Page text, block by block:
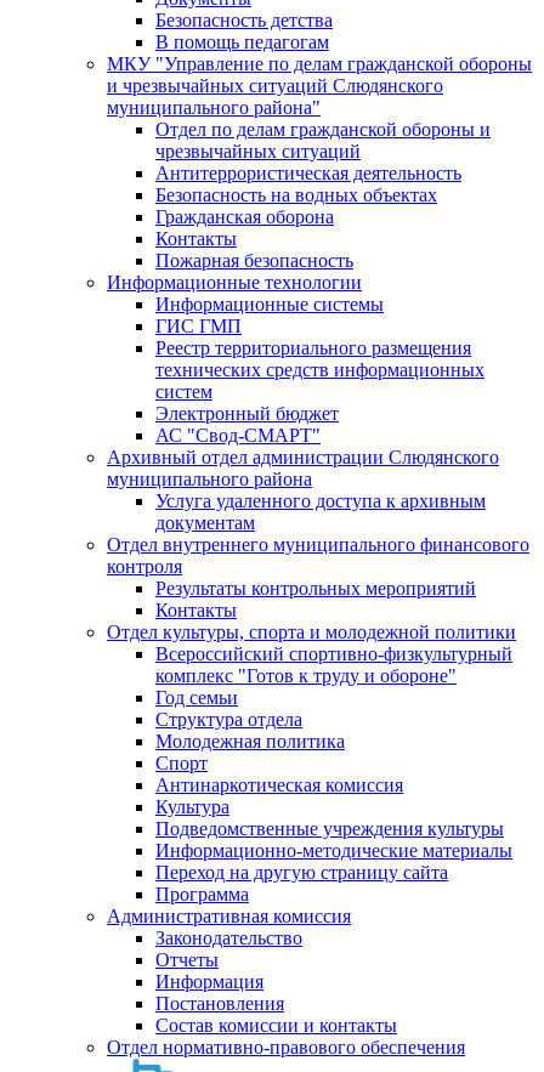
Безопасность детства
В помощь педагогам
МКУ "Управление по делам гражданской обороны
и чрезвычайных ситуаций Слюдянского
муниципального района"
Отдел по делам гражданской обороны и
чрезвычайных ситуаций
Антитеррористическая деятельность
Безопасность на водных объектах
Гражданская оборона
Контакты
Пожарная безопасность
Информационные технологии
Информационные системы
ГИС ГМП
Реестр территориального размещения
технических средств информационных
систем
Электронный бюджет
АС "Свод-СМАРТ"
Архивный отдел администрации Слюдянского
муниципального района
Услуга удаленного доступа к архивным
документам
Отдел внутреннего муниципального финансового
контроля
Результаты контрольных мероприятий
Контакты
Отдел культуры, спорта и молодежной политики
Всероссийский спортивно-физкультурный
комплекс "Готов к труду и обороне"
Год семьи
Структура отдела
Молодежная политика
Спорт
Антинаркотическая комиссия
Культура
Подведомственные учреждения культуры
Информационно-методические материалы
Переход на другую страницу сайта
Программа
Административная комиссия
Законодательство
Отчеты
Информация
Постановления
Состав комиссии и контакты
Отдел нормативно-правового обеспечения